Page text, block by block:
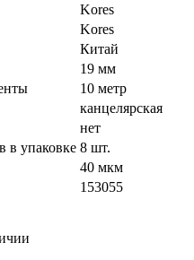
Kores
Kores
Китай
19 мм
10 метр
канцелярская
нет
в упаковке 8 шт.
40 мкм
153055